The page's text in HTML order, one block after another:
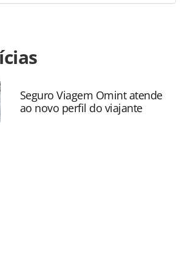
mercado/cruzeiros/2026/
reducao-de-carbono-em-2025-e-
energetica_229028.html ou as
na página. Todo o conteúdo
Editora é protegido pela
sobre direito autoral. Não reproduza o
Seguro Viagem Omint atende
ao novo perfil do viajante